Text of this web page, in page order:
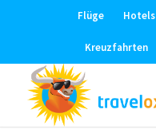
Flüge Hotels
Kreuzfahrten